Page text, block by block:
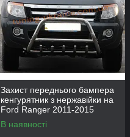
Захист переднього бампера
кенгурятник з нержавійки на
Ford Ranger 2011-2015
В наявності